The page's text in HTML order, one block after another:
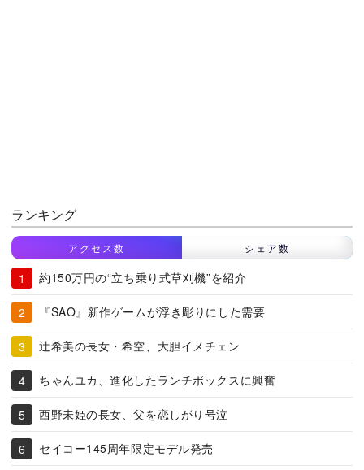
ランキング
アクセス数 シェア数
約150万円の“立ち乗り式草刈機”を紹介
『SAO』新作ゲームが浮き彫りにした需要
辻希美の長女・希空、大胆イメチェン
ちゃんユカ、進化したランチボックスに興奮
西野未姫の長女、父を恋しがり号泣
セイコー145周年限定モデル発売